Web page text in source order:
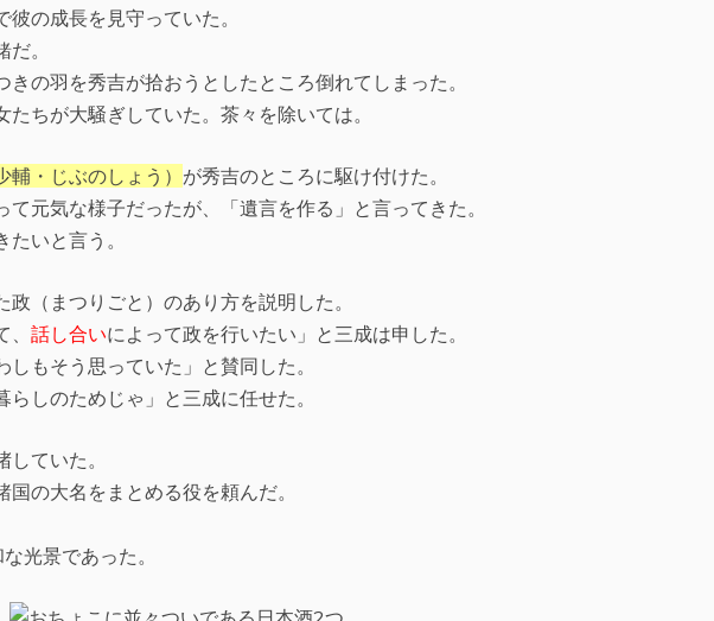
の成長を見守っていた。
。
の羽を秀吉が拾おうとしたところ倒れてしまった。
ちが大騒ぎしていた。茶々を除いては。
・じぶのしょう） が秀吉のところに駆け付けた。
元気な様子だったが、「遺言を作る」と言ってきた。
いと言う。
（まつりごと）のあり方を説明した。
話し合いによって政を行いたい」と三成は申した。
もそう思っていた」と賛同した。
らしのためじゃ」と三成に任せた。
ていた。
の大名をまとめる役を頼んだ。
光景であった。